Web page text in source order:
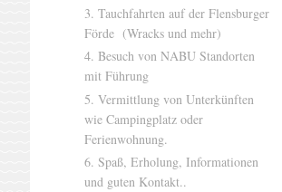
3. Tauchfahrten auf der Flensburger
Förde (Wracks und mehr)
4. Besuch von NABU Standorten
mit Führung
5. Vermittlung von Unterkünften
wie Campingplatz oder
Ferienwohnung.
6. Spaß, Erholung, Informationen
und guten Kontakt..